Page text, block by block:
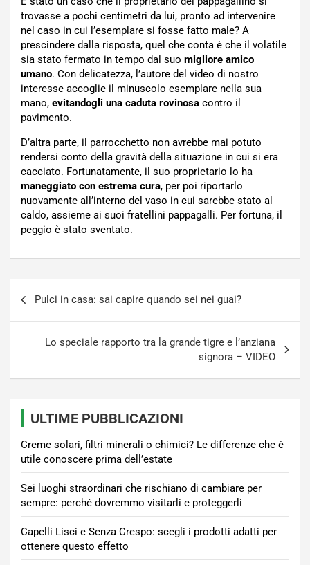
trovasse a pochi centimetri da lui, pronto ad intervenire
nel caso in cui l’esemplare si fosse fatto male? A
prescindere dalla risposta, quel che conta è che il volatile
sia stato fermato in tempo dal suo migliore amico
umano. Con delicatezza, l’autore del video di nostro
interesse accoglie il minuscolo esemplare nella sua
mano, evitandogli una caduta rovinosa contro il
pavimento.
D’altra parte, il parrocchetto non avrebbe mai potuto
rendersi conto della gravità della situazione in cui si era
cacciato. Fortunatamente, il suo proprietario lo ha
maneggiato con estrema cura, per poi riportarlo
nuovamente all’interno del vaso in cui sarebbe stato al
caldo, assieme ai suoi fratellini pappagalli. Per fortuna, il
peggio è stato sventato.
Pulci in casa: sai capire quando sei nei guai?
Lo speciale rapporto tra la grande tigre e l’anziana
signora – VIDEO
ULTIME PUBBLICAZIONI
Creme solari, filtri minerali o chimici? Le differenze che è
utile conoscere prima dell’estate
Sei luoghi straordinari che rischiano di cambiare per
sempre: perché dovremmo visitarli e proteggerli
Capelli Lisci e Senza Crespo: scegli i prodotti adatti per
ottenere questo effetto